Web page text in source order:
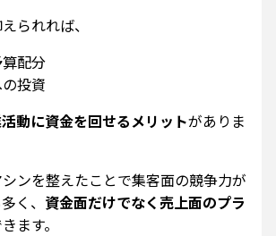
られれば、
配分
投資
動に資金を回せるメリットがありま
ンを整えたことで集客面の競争力が
く、 資金面だけでなく売上面のプラ
ます。